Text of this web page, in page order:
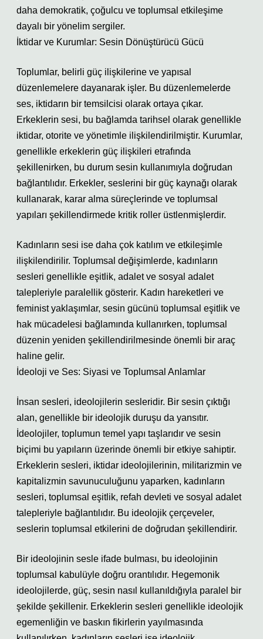
daha demokratik, çoğulcu ve toplumsal etkileşime
dayalı bir yönelim sergiler.
İktidar ve Kurumlar: Sesin Dönüştürücü Gücü
Toplumlar, belirli güç ilişkilerine ve yapısal
düzenlemelere dayanarak işler. Bu düzenlemelerde
ses, iktidarın bir temsilcisi olarak ortaya çıkar.
Erkeklerin sesi, bu bağlamda tarihsel olarak genellikle
iktidar, otorite ve yönetimle ilişkilendirilmiştir. Kurumlar,
genellikle erkeklerin güç ilişkileri etrafında
şekillenirken, bu durum sesin kullanımıyla doğrudan
bağlantılıdır. Erkekler, seslerini bir güç kaynağı olarak
kullanarak, karar alma süreçlerinde ve toplumsal
yapıları şekillendirmede kritik roller üstlenmişlerdir.
Kadınların sesi ise daha çok katılım ve etkileşimle
ilişkilendirilir. Toplumsal değişimlerde, kadınların
sesleri genellikle eşitlik, adalet ve sosyal adalet
talepleriyle paralellik gösterir. Kadın hareketleri ve
feminist yaklaşımlar, sesin gücünü toplumsal eşitlik ve
hak mücadelesi bağlamında kullanırken, toplumsal
düzenin yeniden şekillendirilmesinde önemli bir araç
haline gelir.
İdeoloji ve Ses: Siyasi ve Toplumsal Anlamlar
İnsan sesleri, ideolojilerin sesleridir. Bir sesin çıktığı
alan, genellikle bir ideolojik duruşu da yansıtır.
İdeolojiler, toplumun temel yapı taşlarıdır ve sesin
biçimi bu yapıların üzerinde önemli bir etkiye sahiptir.
Erkeklerin sesleri, iktidar ideolojilerinin, militarizmin ve
kapitalizmin savunuculuğunu yaparken, kadınların
sesleri, toplumsal eşitlik, refah devleti ve sosyal adalet
talepleriyle bağlantılıdır. Bu ideolojik çerçeveler,
seslerin toplumsal etkilerini de doğrudan şekillendirir.
Bir ideolojinin sesle ifade bulması, bu ideolojinin
toplumsal kabulüyle doğru orantılıdır. Hegemonik
ideolojilerde, güç, sesin nasıl kullanıldığıyla paralel bir
şekilde şekillenir. Erkeklerin sesleri genellikle ideolojik
egemenliğin ve baskın fikirlerin yayılmasında